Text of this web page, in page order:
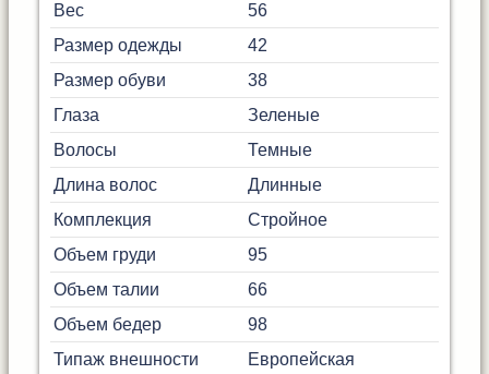
Вес
56
Размер одежды
42
Размер обуви
38
Глаза
Зеленые
Волосы
Темные
Длина волос
Длинные
Комплекция
Стройное
Объем груди
95
Объем талии
66
Объем бедер
98
Типаж внешности
Европейская